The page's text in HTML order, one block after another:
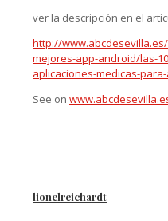
ver la descripción en el
http://
mejores-app-android/las-
aplicaciones-medicas-
See on
lionelreichardt